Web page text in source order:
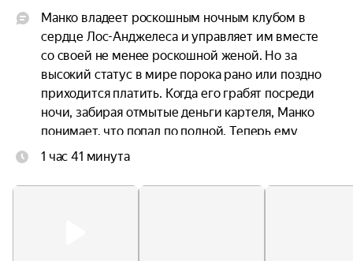
Манко владеет роскошным ночным клубом в
сердце Лос-Анджелеса и управляет им вместе
со своей не менее роскошной женой. Но за
высокий статус в мире порока рано или поздно
приходится платить. Когда его грабят посреди
ночи, забирая отмытые деньги картеля, Манко
понимает, что попал по полной. Теперь ему
предстоит защитить семью, показать всем, кто
процессе.
1 час 41 минута